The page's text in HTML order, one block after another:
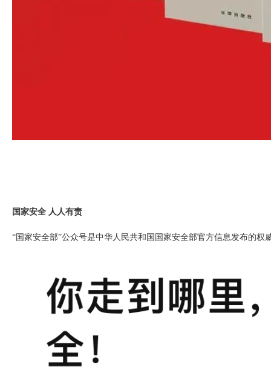
国家安全 人人有责
“国家安全部”公众号是中华人民共和国国家安全部官方信息发布的